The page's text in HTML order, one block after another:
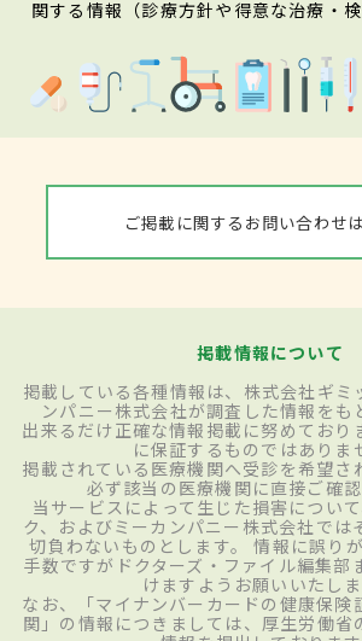
関する情報（診療方針や得意な治療・検
ご掲載に関するお問い合わせ
掲載情報について
掲載している各種情報は、株式会社ギミ
ンパニー株式会社が調査した情報をも
出来るだけ正確な情報掲載に努めており
に保証するものではありま
掲載されている医療機関へ受診を希望さ
必ず該当の医療機関に直接ご確認
当サービスによって生じた損害につい
ク、およびミーカンパニー株式会社では
切負わないものとします。 情報に誤り
手数ですがドクターズ・ファイル編集部
けますようお願いいたしま
なお、「マイナンバーカードの健康保険
関」の情報につきましては、厚生労働省